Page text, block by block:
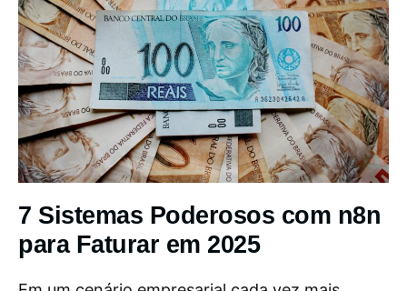
7 Sistemas Poderosos com n8n
para Faturar em 2025